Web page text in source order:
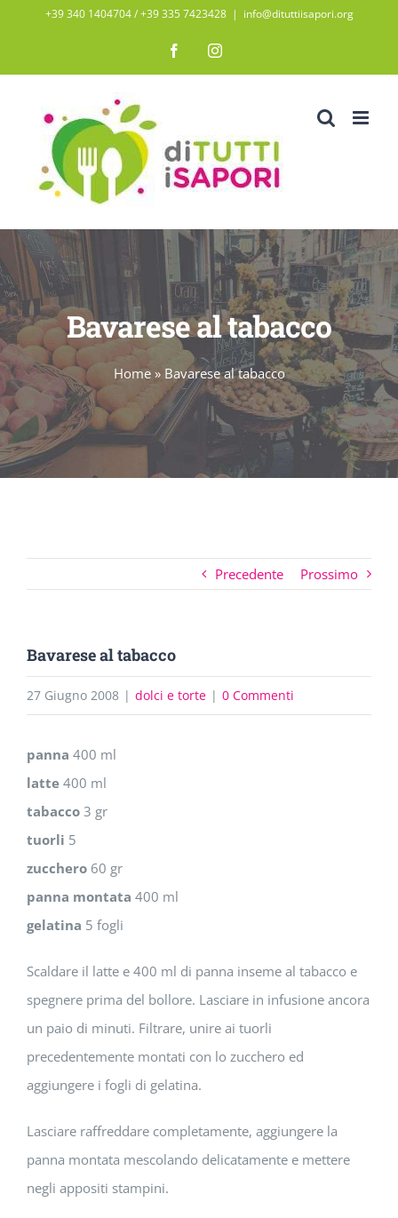
contenuto
+39 340 1404704 / ‭+39 335 7423428‬ | info@dituttiisapori.org
FacebookInstagram
Bavarese al tabacco
Home» Bavarese al tabacco
Precedente Prossimo
Bavarese al tabacco
27 Giugno 2008 | dolci e torte | 0 Commenti
panna 400 ml
latte 400 ml
tabacco 3 gr
tuorli 5
zucchero 60 gr
panna montata 400 ml
gelatina 5 fogli
Scaldare il latte e 400 ml di panna inseme al tabacco e
spegnere prima del bollore. Lasciare in infusione ancora
un paio di minuti. Filtrare, unire ai tuorli
precedentemente montati con lo zucchero ed
aggiungere i fogli di gelatina.
Lasciare raffreddare completamente, aggiungere la
panna montata mescolando delicatamente e mettere
negli appositi stampini.